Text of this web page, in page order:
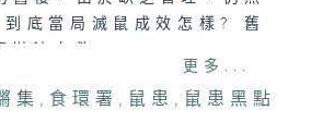
底當局滅鼠成效怎樣? 舊
辦法自救?
更多...
集 , 食環署 , 鼠患 , 鼠患黑點